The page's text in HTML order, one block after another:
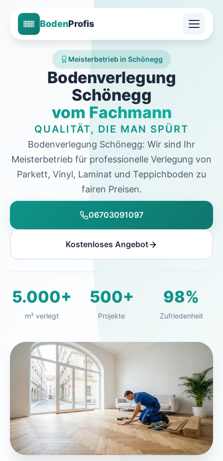
BodenProfis
Meisterbetrieb in Schönegg
Bodenverlegung
Schönegg
vom Fachmann
QUALITÄT, DIE MAN SPÜRT
Bodenverlegung Schönegg: Wir sind Ihr
Meisterbetrieb für professionelle Verlegung von
Parkett, Vinyl, Laminat und Teppichboden zu
fairen Preisen.
06703091097
Kostenloses Angebot
5.000+
m² verlegt
500+
Projekte
98%
Zufriedenheit